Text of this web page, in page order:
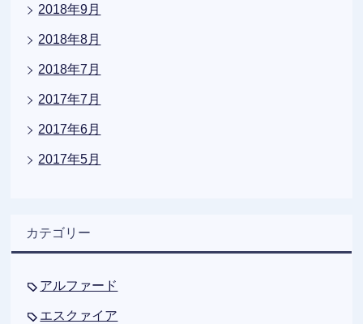
2018年9月
2018年8月
2018年7月
2017年7月
2017年6月
2017年5月
カテゴリー
アルファード
エスクァイア